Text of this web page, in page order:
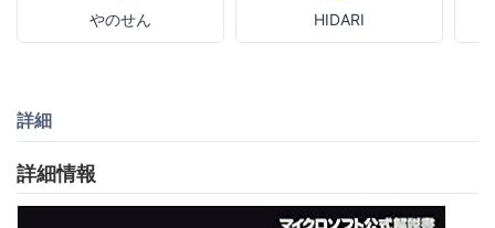
やのせん HIDARI
詳細
詳細情報